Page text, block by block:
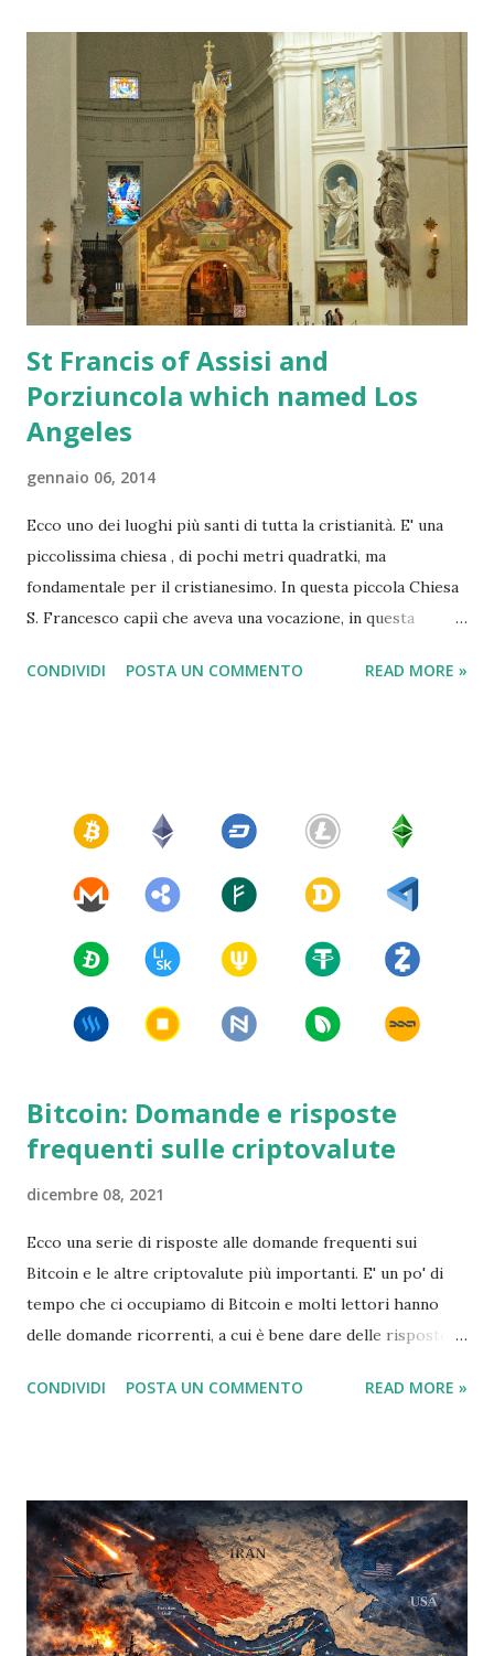
richieste crescenti di flessibilità regolatoria. Chi possiede
un pacchetto azionario importante desidera capire quali
possano essere le prospettive sui prezzi per il 2026 e se il
dividendo possa tornare a livelli interessanti. Questo
articolo analizza mercato, normativa, situazione industriale,
dinamiche societarie e potenziali scenari futuri del titolo.
Sommario Situazione automotive in Europa La lettera di
Germania e Italia alla Commissione Europea Analisi
tecnica...
St Francis of Assisi and
Porziuncola which named Los
Angeles
gennaio 06, 2014
Ecco uno dei luoghi più santi di tutta la cristianità. E' una
piccolissima chiesa , di pochi metri quadratki, ma
fondamentale per il cristianesimo. In questa piccola Chiesa
S. Francesco capiì che aveva una vocazione, in questa
piccola Chiesa, S. Francesco morì. Molti non lo sanno ma la
CONDIVIDI POSTA UN COMMENTO READ MORE »
Bitcoin: Domande e risposte
frequenti sulle criptovalute
dicembre 08, 2021
Ecco una serie di risposte alle domande frequenti sui
Bitcoin e le altre criptovalute più importanti. E' un po' di
tempo che ci occupiamo di Bitcoin e molti lettori hanno
delle domande ricorrenti, a cui è bene dare delle risposte
arrabbiare sia i sostenitori che gli oppositori della moneta
valute in generale più di ogni altra cosa. Queste emozioni
possono rendere dibattiti interessanti nelle sezioni dei
commenti, o piuttosto dibattiti che sono interessanti per i
partecipanti. Per molte persone sono semplicemente
un'altra cosa confusa sull'argomento, piena di termini e
CONDIVIDI POSTA UN COMMENTO READ MORE »